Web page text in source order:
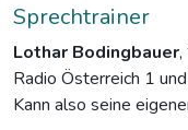
Sprechtrainer
Lothar Bodingbauer
Radio Österreich 1
Kann also seine